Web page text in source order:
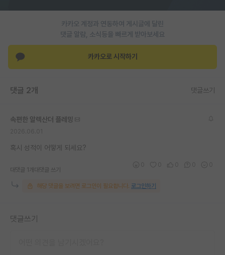
유학교육
반도체 아카데미
카카오 계정과 연동하여 게시글에 달린
댓글 알람, 소식등을 빠르게 받아보세요
카카오로 시작하기
댓글 2개 댓글쓰기
속편한 알렉산더 플레밍
혹시 성적이 어떻게 되세요?
대댓글 1개 대댓글 쓰기
해당 댓글을 보려면 로그인이 필요합니다. 로그인하기
댓글쓰기